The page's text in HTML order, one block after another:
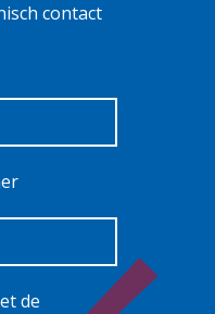
contact
de